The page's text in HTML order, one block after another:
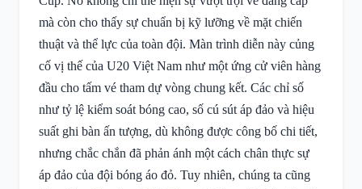
mà còn cho thấy sự chuẩn bị kỹ lưỡng về mặt chiến
thuật và thể lực của toàn đội. Màn trình diễn này củng
cố vị thế của U20 Việt Nam như một ứng cử viên hàng
đầu cho tấm vé tham dự vòng chung kết. Các chỉ số
như tỷ lệ kiểm soát bóng cao, số cú sút áp đảo và hiệu
suất ghi bàn ấn tượng, dù không được công bố chi tiết,
nhưng chắc chắn đã phản ánh một cách chân thực sự
áp đảo của đội bóng áo đỏ. Tuy nhiên, chúng ta cũng